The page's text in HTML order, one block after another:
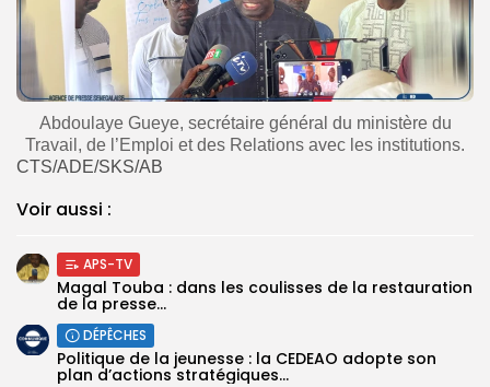
Abdoulaye Gueye, secrétaire général du ministère du
Travail, de l’Emploi et des Relations avec les institutions.
CTS/ADE/SKS/AB
Voir aussi :
APS-TV
Magal Touba : dans les coulisses de la restauration
de la presse...
DÉPÊCHES
Politique de la jeunesse : la CEDEAO adopte son
plan d’actions stratégiques...